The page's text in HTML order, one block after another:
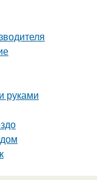
руками